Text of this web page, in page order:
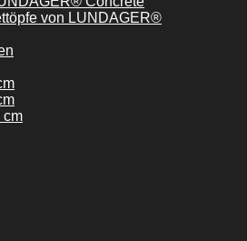
von LUNDAGER®
cm